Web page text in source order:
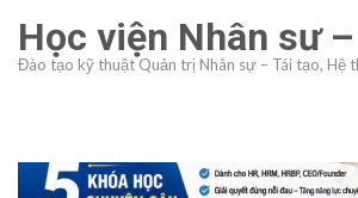
content
Học viện Nhân sư
Đào tạo kỹ thuật Quản trị Nhân sự – Tái tạo, Hệ